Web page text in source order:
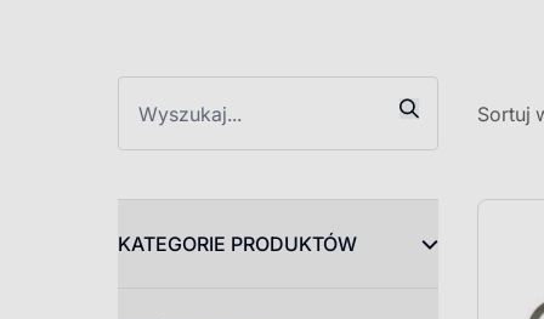
Sortuj
KATEGORIE PRODUKTÓW